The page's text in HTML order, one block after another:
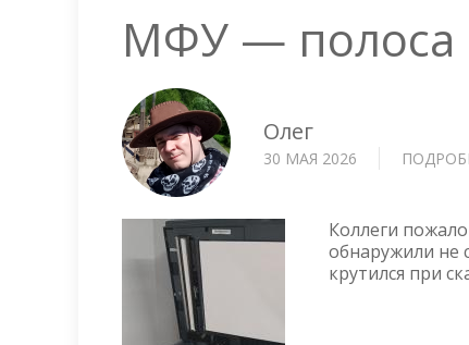
МФУ — полоса
Олег
30 МАЯ 2026
Коллеги
обнаружили не
крутился при